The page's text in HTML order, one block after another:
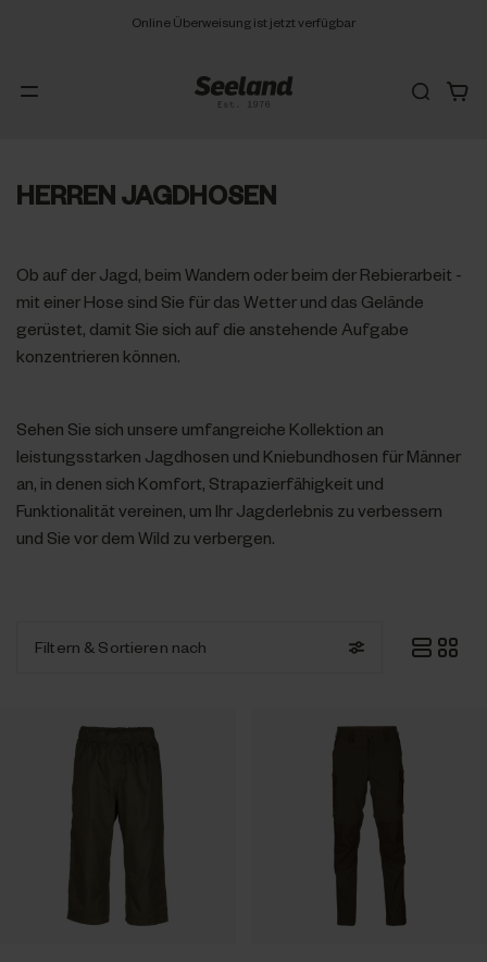
Online Überweisung ist jetzt verfügbar
HERREN JAGDHOSEN
Ob auf der Jagd, beim Wandern oder beim der Rebierarbeit -
mit einer Hose sind Sie für das Wetter und das Gelände
gerüstet, damit Sie sich auf die anstehende Aufgabe
konzentrieren können.
Sehen Sie sich unsere umfangreiche Kollektion an
leistungsstarken Jagdhosen und Kniebundhosen für Männer
an, in denen sich Komfort, Strapazierfähigkeit und
Funktionalität vereinen, um Ihr Jagderlebnis zu verbessern
und Sie vor dem Wild zu verbergen.
Filtern & Sortieren nach